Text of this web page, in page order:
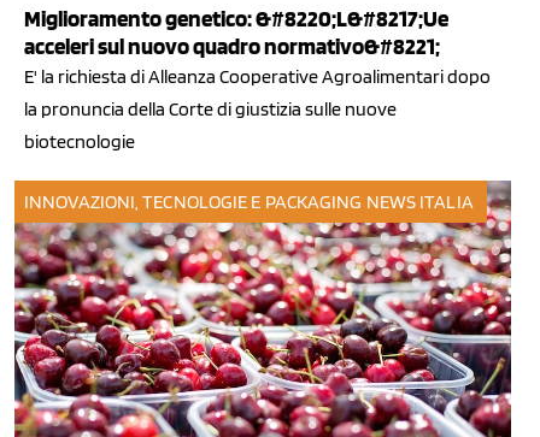
Miglioramento genetico: &#8220;L&#8217;Ue
acceleri sul nuovo quadro normativo&#8221;
E' la richiesta di Alleanza Cooperative Agroalimentari dopo
la pronuncia della Corte di giustizia sulle nuove
biotecnologie
INNOVAZIONI, TECNOLOGIE E PACKAGING NEWS ITALIA